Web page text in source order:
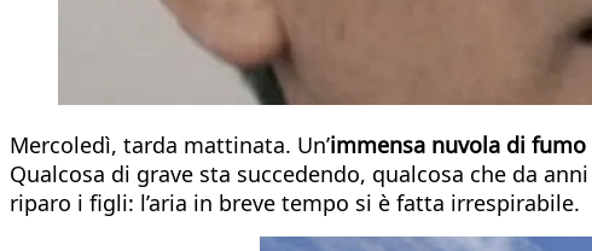
Mercoledì, tarda mattinata. Un’immensa nuvola di
Qualcosa di grave sta succedendo, qualcosa che da
riparo i figli: l’aria in breve tempo si è fatta irrespirabile.